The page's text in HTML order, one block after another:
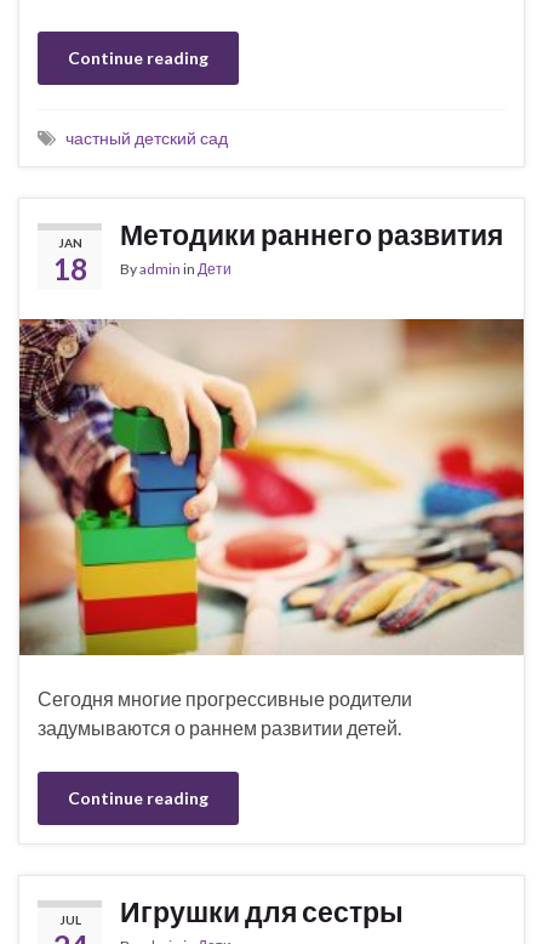
Continue reading
частный детский сад
JAN
18
Методики раннего развития
Byadmin in Дети
Сегодня многие прогрессивные родители
задумываются о раннем развитии детей.
Continue reading
JUL Игрушки для сестры